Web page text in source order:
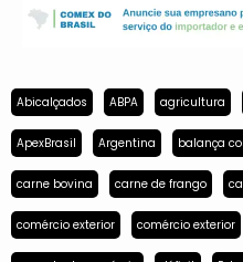
Abicalçados ABPA agricultura
ApexBrasil Argentina balança
carne bovina carne de frango
comércio exterior comércio exterior